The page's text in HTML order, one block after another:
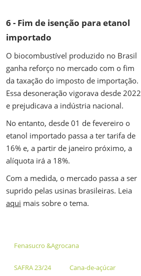
6 - Fim de isenção para etanol
importado
O biocombustível produzido no Brasil
ganha reforço no mercado com o fim
da taxação do imposto de importação.
Essa desoneração vigorava desde 2022
e prejudicava a indústria nacional.
No entanto, desde 01 de fevereiro o
etanol importado passa a ter tarifa de
16% e, a partir de janeiro próximo, a
alíquota irá a 18%.
Com a medida, o mercado passa a ser
suprido pelas usinas brasileiras. Leia
aqui mais sobre o tema.
Fenasucro &Agrocana
SAFRA 23/24 Cana-de-açúcar